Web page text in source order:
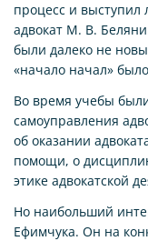
процесс и выступил
адвокат М. В.
были далеко не
«начало начал»
Во время учебы
самоуправления
об оказании
помощи, о
этике адвокатской
Но наибольший
Ефимчука. Он на